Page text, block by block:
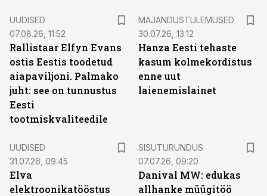
UUDISED
07.08.26, 11:52
Rallistaar Elfyn Evans
ostis Eestis toodetud
aiapaviljoni. Palmako
juht: see on tunnustus
Eesti
tootmiskvaliteedile
MAJANDUSTULEMUSED
30.07.26, 13:12
Hanza Eesti tehaste
kasum kolmekordistus
enne uut
laienemislainet
UUDISED
31.07.26, 09:45
Elva
elektroonikatööstus
SISUTURUNDUS
07.07.26, 09:20
Danival MW: edukas
allhanke müügitöö